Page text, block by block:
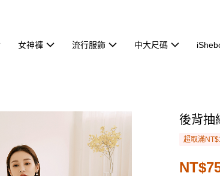
女神褲 流行服飾 中大尺碼
後背抽
超取滿